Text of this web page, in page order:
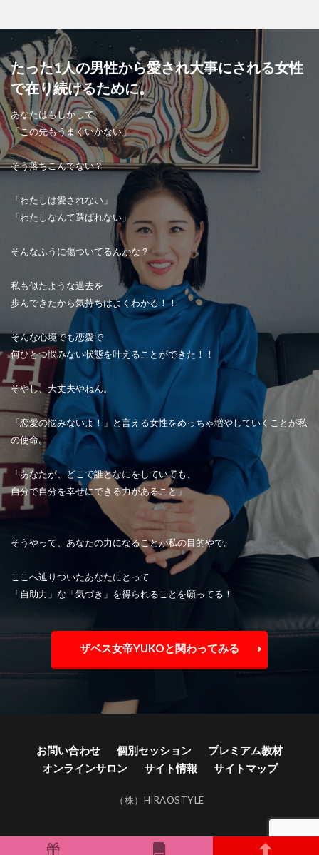
たった1人の男性から愛され大事にされる女性
で在り続けるために。
あなたはもしかして、
「この先もうまくいかない」
そう落ちこんでない？
「わたしは愛されない」
「わたしなんて選ばれない」
そんなふうに傷ついてるんかな？
私も似たような過去を
歩んできたから気持ちはよくわかる！！
そんな心境でも恋愛で
何ひとつ悩みない状態を叶えることができた！！
そやし、大丈夫やねん。
「恋愛の悩みないよ！」と言える女性をめっちゃ増やしていくことが私
の使命。
「あなたが、どこで誰となにをしていても、
自分で自分を幸せにできる力があること」
そうやって、あなたの力になることが私の目的やで。
ここへ辿りついたあなたにとって
「自助力」な「気づき」を得られることを願ってる！
ザベス女帝YUKOと関わってみる
お問い合わせ 個別セッション
プレミアム教材
オンラインサロン
サイト情報 サイトマップ
（株）HIRAOSTYLE